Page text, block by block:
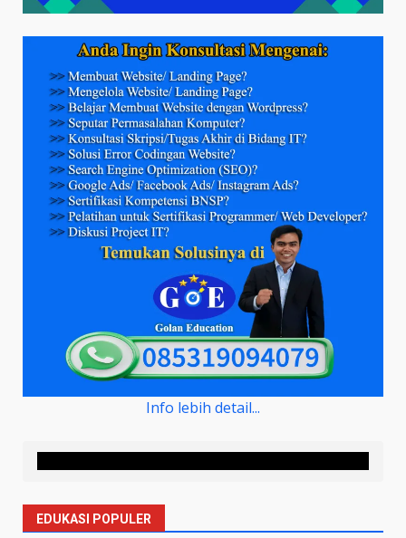
Info lebih detail...
EDUKASI POPULER